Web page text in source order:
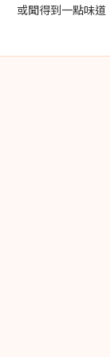
或聞得到一點味
實比想像中簡單
具，不會有突兀
式：平常放著讓
存在感自訂模式
都沒有味道我才
https://
氣几空氣淨化器
過敏困擾響鈴｜
育兒日常｜守護
提升居家空氣品